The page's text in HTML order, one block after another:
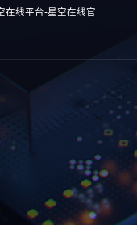
在线平台-星空在线官